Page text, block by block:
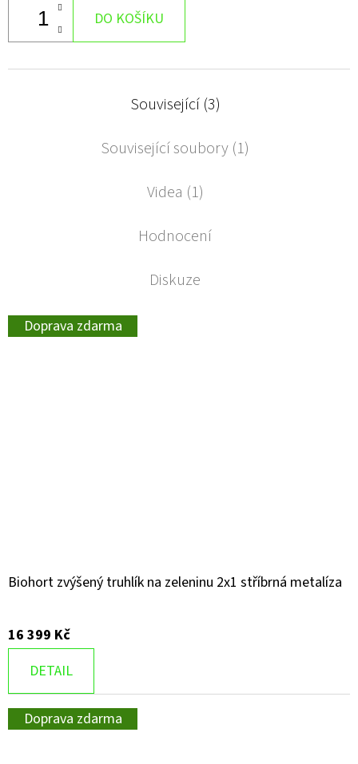
DO KOŠÍKU
Související (3)
Související soubory (1)
Videa (1)
Hodnocení
Diskuze
Doprava zdarma
Biohort zvýšený truhlík na zeleninu 2x1 stříbrná metalíza
16 399 Kč
DETAIL
Doprava zdarma